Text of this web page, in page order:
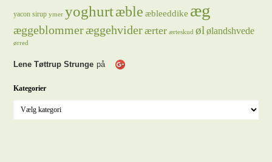
yacon sirup ymer yoghurtæble æbleeddike æg
æggeblommeræggehviderærter ærteskud øl ølandshvede
ørred
Lene Tøttrup Strunge på
Kategorier